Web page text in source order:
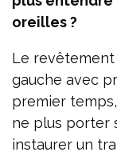
oreilles ?
Le
gauche avec
premier
ne plus porter
instaurer un